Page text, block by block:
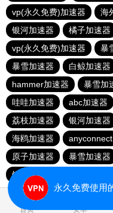
vp(永久免费)加速器
海
银河加速器
橘子加速器
vp(永久免费)加速器
暴
暴雪加速器
白鲸加速器
hammer加速器
暴雪加
哇哇加速器
abc加速器
荔枝加速器
银河加速器
海鸥加速器
anyconnect
原子加速器
暴雪加速器
银河加速器
首页 安卓
永久免费使用